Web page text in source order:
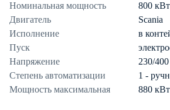
Номинальная мощность
800
Двигатель
Scania
Исполнение
в
Пуск
Напряжение
230/
Степень автоматизации
1 -
Мощность максимальная
880